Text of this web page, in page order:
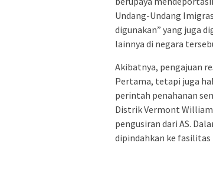
Undang-Undang
digunakan” yang juga
lainnya di negara
Akibatnya, pengajuan
Pertama, tetapi juga
perintah penahanan
Distrik Vermont William
pengusiran dari AS.
dipindahkan ke fasilitas